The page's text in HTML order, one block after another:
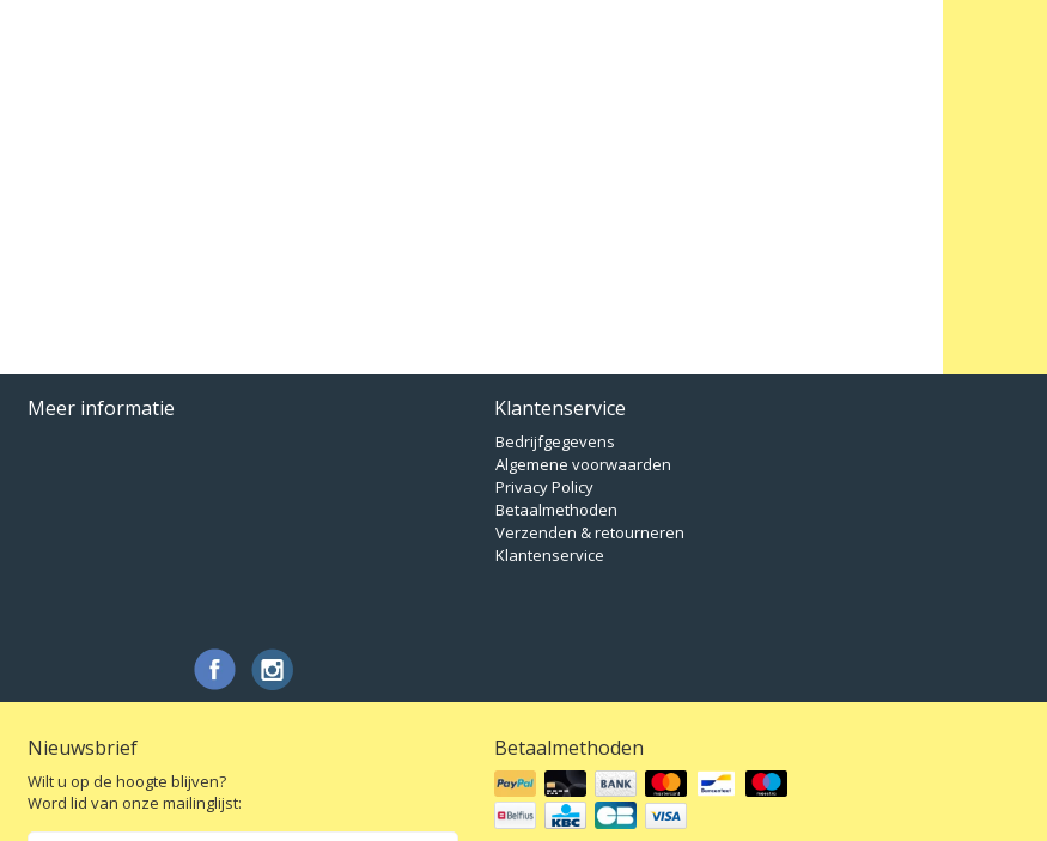
Meer informatie Klantenservice
Bedrijfgegevens
Algemene voorwaarden
Privacy Policy
Betaalmethoden
Verzenden & retourneren
Klantenservice
Nieuwsbrief
Wilt u op de hoogte blijven?
Word lid van onze mailinglijst:
Betaalmethoden